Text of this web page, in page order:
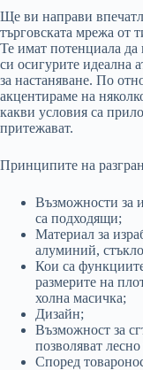
Ще ви направи
търговската мрежа от
Те имат потенциала да
си осигурите идеална
за настаняване. По
акцентираме на
какви условия са
притежават.
Принципите на
Възможности за
са подходящи;
Материал за
алуминий,
Кои са
размерите на
холна масичка;
Дизайн;
Възможност за
позволяват
Според